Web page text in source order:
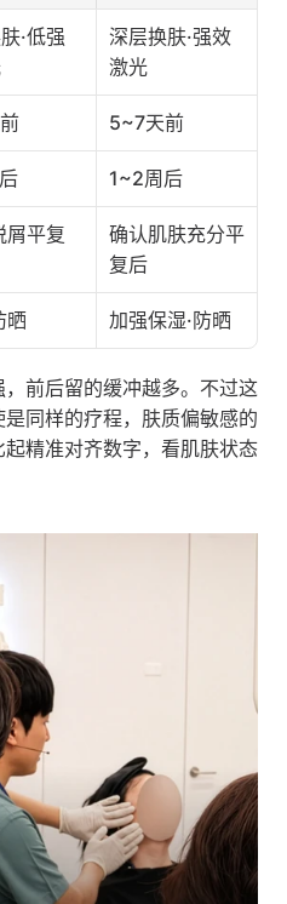
·低强
深层换肤·强效
激光
5~7天前
1~2周后
屑平复
确认肌肤充分平
复后
晒 加强保湿·防晒
前后留的缓冲越多。不过这
同样的疗程，肤质偏敏感的
精准对齐数字，看肌肤状态